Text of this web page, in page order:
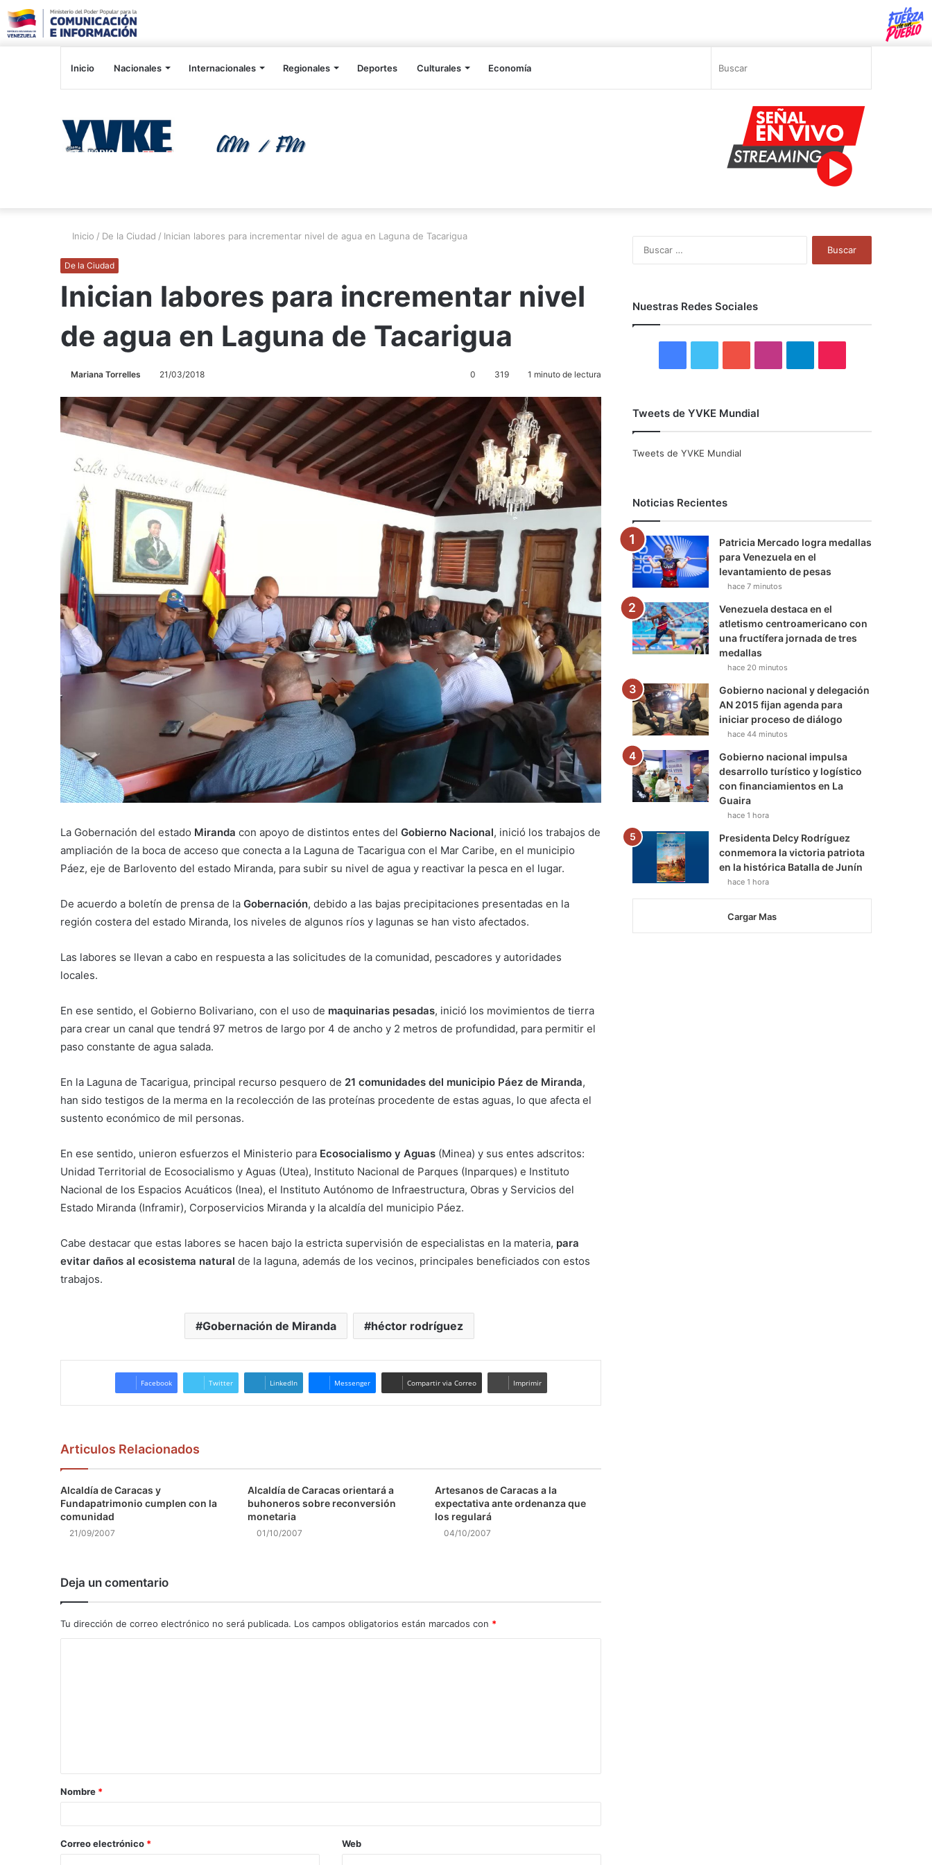
Inicio Nacionales Internacionales Regionales Deportes Culturales Economía Switch
Inicio / De la Ciudad / Inician labores para incrementar nivel de agua en Laguna de Tacarigua
De la Ciudad
Inician labores para incrementar nivel
de agua en Laguna de Tacarigua
Mariana Torrelles 21/03/2018 0 319 1 minuto de lectura
La Gobernación del estado Miranda con apoyo de distintos entes del Gobierno Nacional, inició los trabajos de
ampliación de la boca de acceso que conecta a la Laguna de Tacarigua con el Mar Caribe, en el municipio
Páez, eje de Barlovento del estado Miranda, para subir su nivel de agua y reactivar la pesca en el lugar.
De acuerdo a boletín de prensa de la Gobernación, debido a las bajas precipitaciones presentadas en la
región costera del estado Miranda, los niveles de algunos ríos y lagunas se han visto afectados.
Las labores se llevan a cabo en respuesta a las solicitudes de la comunidad, pescadores y autoridades
locales.
En ese sentido, el Gobierno Bolivariano, con el uso de maquinarias pesadas, inició los movimientos de tierra
para crear un canal que tendrá 97 metros de largo por 4 de ancho y 2 metros de profundidad, para permitir el
paso constante de agua salada.
En la Laguna de Tacarigua, principal recurso pesquero de 21 comunidades del municipio Páez de Miranda,
han sido testigos de la merma en la recolección de las proteínas procedente de estas aguas, lo que afecta el
sustento económico de mil personas.
En ese sentido, unieron esfuerzos el Ministerio para Ecosocialismo y Aguas (Minea) y sus entes adscritos:
Unidad Territorial de Ecosocialismo y Aguas (Utea), Instituto Nacional de Parques (Inparques) e Instituto
Nacional de los Espacios Acuáticos (Inea), el Instituto Autónomo de Infraestructura, Obras y Servicios del
Estado Miranda (Inframir), Corposervicios Miranda y la alcaldía del municipio Páez.
Cabe destacar que estas labores se hacen bajo la estricta supervisión de especialistas en la materia, para
evitar daños al ecosistema natural de la laguna, además de los vecinos, principales beneficiados con estos
trabajos.
Gobernación de Miranda héctor rodríguez
Facebook Twitter LinkedIn Messenger Compartir via Correo Imprimir
Articulos Relacionados
Alcaldía de Caracas y
Fundapatrimonio cumplen con la
comunidad
21/09/2007
Alcaldía de Caracas orientará a
buhoneros sobre reconversión
monetaria
01/10/2007
Artesanos de Caracas a la
expectativa ante ordenanza que
los regulará
04/10/2007
Deja un comentario
Tu dirección de correo electrónico no será publicada. Los campos obligatorios están marcados con *
a
r
*
Nombre *
Correo electrónico * Web
Nuestras Redes Sociales
c
o
k
i
r
u
e
r
a
m
a
m
Tweets de YVKE Mundial
Tweets de YVKE Mundial
Noticias Recientes
Patricia Mercado logra medallas
para Venezuela en el
levantamiento de pesas
hace 7 minutos
Venezuela destaca en el
atletismo centroamericano con
una fructífera jornada de tres
medallas
hace 20 minutos
Gobierno nacional y delegación
AN 2015 fijan agenda para
iniciar proceso de diálogo
hace 44 minutos
Gobierno nacional impulsa
desarrollo turístico y logístico
con financiamientos en La
Guaira
hace 1 hora
Presidenta Delcy Rodríguez
conmemora la victoria patriota
en la histórica Batalla de Junín
hace 1 hora
Cargar Mas